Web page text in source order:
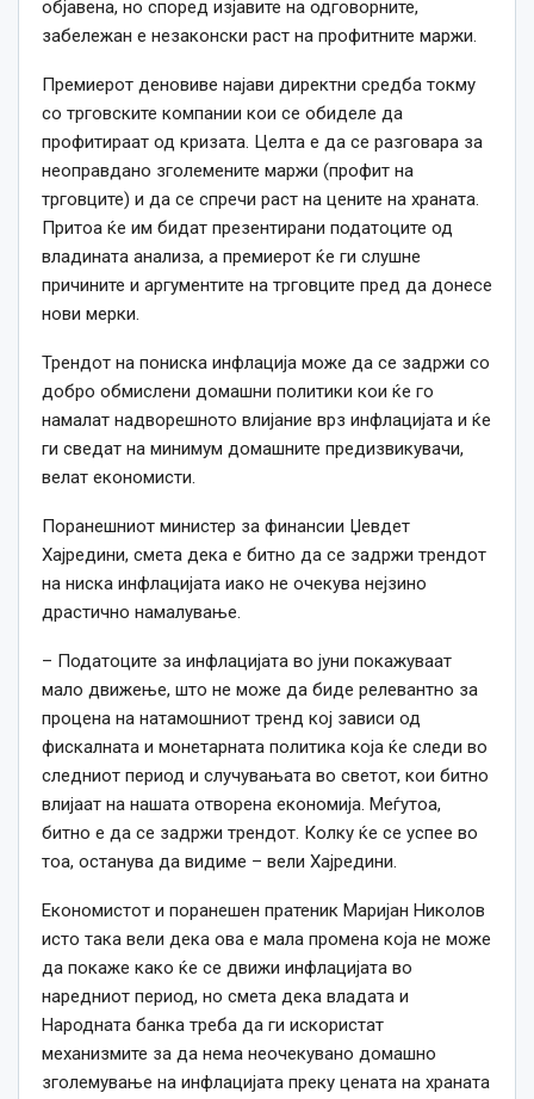
објавена, но според изјавите на одговорните,
забележан е незаконски раст на профитните маржи.
Премиерот деновиве најави директни средба токму
со трговските компании кои се обиделе да
профитираат од кризата. Целта е да се разговара за
неоправдано зголемените маржи (профит на
трговците) и да се спречи раст на цените на храната.
Притоа ќе им бидат презентирани податоците од
владината анализа, а премиерот ќе ги слушне
причините и аргументите на трговците пред да донесе
нови мерки.
Трендот на пониска инфлација може да се задржи со
добро обмислени домашни политики кои ќе го
намалат надворешното влијание врз инфлацијата и ќе
ги сведат на минимум домашните предизвикувачи,
велат економисти.
Поранешниот министер за финансии Џевдет
Хајредини, смета дека е битно да се задржи трендот
на ниска инфлацијата иако не очекува нејзино
драстично намалување.
– Податоците за инфлацијата во јуни покажуваат
мало движење, што не може да биде релевантно за
процена на натамошниот тренд кој зависи од
фискалната и монетарната политика која ќе следи во
следниот период и случувањата во светот, кои битно
влијаат на нашата отворена економија. Меѓутоа,
битно е да се задржи трендот. Колку ќе се успее во
тоа, останува да видиме – вели Хајредини.
Економистот и поранешен пратеник Маријан Николов
исто така вели дека ова е мала промена која не може
да покаже како ќе се движи инфлацијата во
наредниот период, но смета дека владата и
Народната банка треба да ги искористат
механизмите за да нема неочекувано домашно
зголемување на инфлацијата преку цената на храната